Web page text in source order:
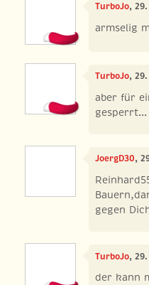
TurboJo,
armselig
TurboJo,
aber für
gesperrt...
JoergD30,
gegen
TurboJo,
der kann